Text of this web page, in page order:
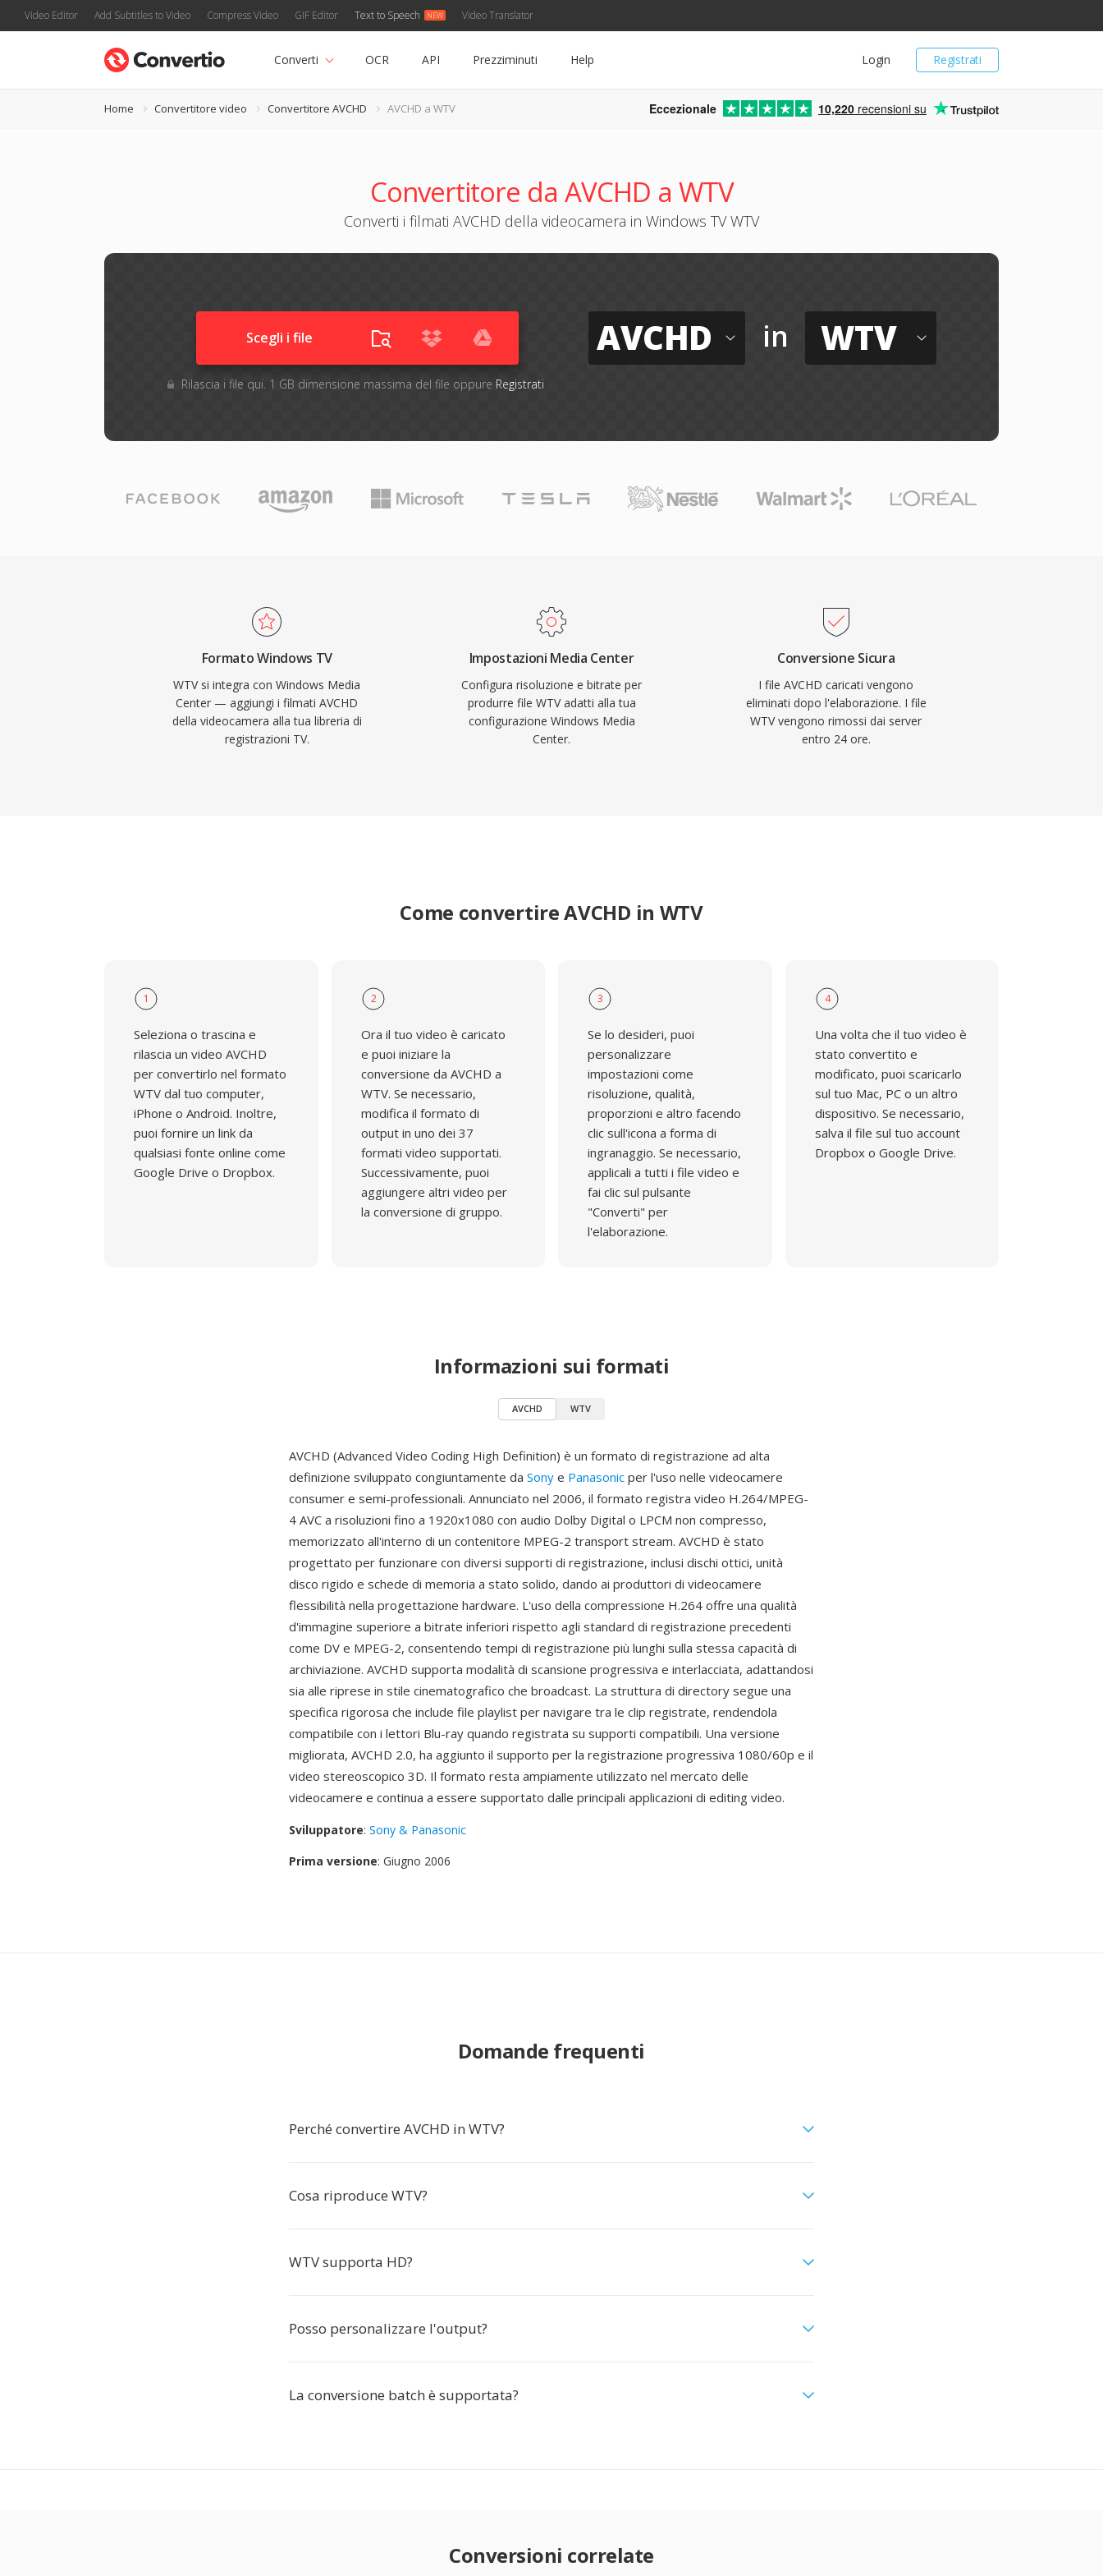
Video Editor Add Subtitles to Video Compress Video GIF Editor Text to Speech Video Translator
Registrati
Login
Converti OCR API Prezziminuti Help
Home Convertitore video Convertitore AVCHD AVCHD a WTV Eccezionale 10,220 recensioni su
Convertitore da AVCHD a WTV
Converti i filmati AVCHD della videocamera in Windows TV WTV
Scegli i file
Rilascia i file qui. 1 GB dimensione massima del file oppure Registrati
AVCHD in WTV
Formato Windows TV
WTV si integra con Windows Media
Center — aggiungi i filmati AVCHD
della videocamera alla tua libreria di
registrazioni TV.
Impostazioni Media Center
Configura risoluzione e bitrate per
produrre file WTV adatti alla tua
configurazione Windows Media
Center.
Conversione Sicura
I file AVCHD caricati vengono
eliminati dopo l'elaborazione. I file
WTV vengono rimossi dai server
entro 24 ore.
Come convertire AVCHD in WTV
1
Seleziona o trascina e
rilascia un video AVCHD
per convertirlo nel formato
WTV dal tuo computer,
iPhone o Android. Inoltre,
puoi fornire un link da
qualsiasi fonte online come
Google Drive o Dropbox.
2
Ora il tuo video è caricato
e puoi iniziare la
conversione da AVCHD a
WTV. Se necessario,
modifica il formato di
output in uno dei 37
formati video supportati.
Successivamente, puoi
aggiungere altri video per
la conversione di gruppo.
3
Se lo desideri, puoi
personalizzare
impostazioni come
risoluzione, qualità,
proporzioni e altro facendo
clic sull'icona a forma di
ingranaggio. Se necessario,
applicali a tutti i file video e
fai clic sul pulsante
"Converti" per
l'elaborazione.
4
Una volta che il tuo video è
stato convertito e
modificato, puoi scaricarlo
sul tuo Mac, PC o un altro
dispositivo. Se necessario,
salva il file sul tuo account
Dropbox o Google Drive.
Informazioni sui formati
AVCHD WTV
AVCHD (Advanced Video Coding High Definition) è un formato di registrazione ad alta
definizione sviluppato congiuntamente da Sony e Panasonic per l'uso nelle videocamere
consumer e semi-professionali. Annunciato nel 2006, il formato registra video H.264/MPEG-
4 AVC a risoluzioni fino a 1920x1080 con audio Dolby Digital o LPCM non compresso,
memorizzato all'interno di un contenitore MPEG-2 transport stream. AVCHD è stato
progettato per funzionare con diversi supporti di registrazione, inclusi dischi ottici, unità
disco rigido e schede di memoria a stato solido, dando ai produttori di videocamere
flessibilità nella progettazione hardware. L'uso della compressione H.264 offre una qualità
d'immagine superiore a bitrate inferiori rispetto agli standard di registrazione precedenti
come DV e MPEG-2, consentendo tempi di registrazione più lunghi sulla stessa capacità di
archiviazione. AVCHD supporta modalità di scansione progressiva e interlacciata, adattandosi
sia alle riprese in stile cinematografico che broadcast. La struttura di directory segue una
specifica rigorosa che include file playlist per navigare tra le clip registrate, rendendola
compatibile con i lettori Blu-ray quando registrata su supporti compatibili. Una versione
migliorata, AVCHD 2.0, ha aggiunto il supporto per la registrazione progressiva 1080/60p e il
video stereoscopico 3D. Il formato resta ampiamente utilizzato nel mercato delle
videocamere e continua a essere supportato dalle principali applicazioni di editing video.
Sviluppatore: Sony & Panasonic
Prima versione: Giugno 2006
Domande frequenti
Perché convertire AVCHD in WTV?
Cosa riproduce WTV?
WTV supporta HD?
Posso personalizzare l'output?
La conversione batch è supportata?
Conversioni correlate